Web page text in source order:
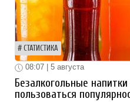
СТАТИСТИКА
08:07 | 5 августа
Безалкогольные
пользоваться